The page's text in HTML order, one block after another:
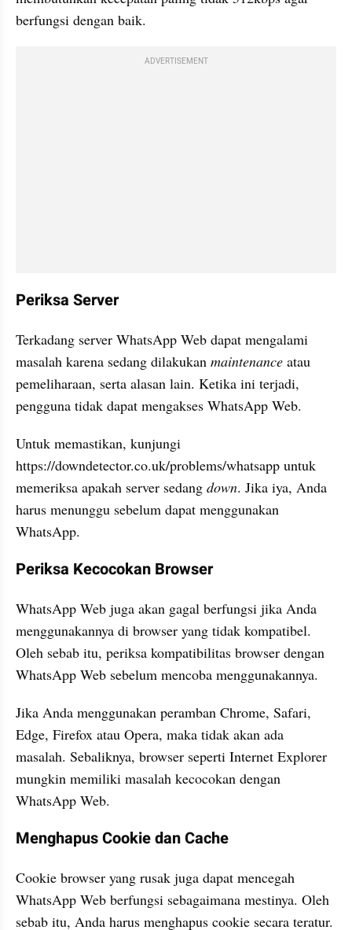
berfungsi dengan baik.
ADVERTISEMENT
Periksa Server
Terkadang server WhatsApp Web dapat mengalami
masalah karena sedang dilakukan maintenance atau
pemeliharaan, serta alasan lain. Ketika ini terjadi,
pengguna tidak dapat mengakses WhatsApp Web.
Untuk memastikan, kunjungi
https://downdetector.co.uk/problems/whatsapp untuk
memeriksa apakah server sedang down. Jika iya, Anda
harus menunggu sebelum dapat menggunakan
WhatsApp.
Periksa Kecocokan Browser
WhatsApp Web juga akan gagal berfungsi jika Anda
menggunakannya di browser yang tidak kompatibel.
Oleh sebab itu, periksa kompatibilitas browser dengan
WhatsApp Web sebelum mencoba menggunakannya.
Jika Anda menggunakan peramban Chrome, Safari,
Edge, Firefox atau Opera, maka tidak akan ada
masalah. Sebaliknya, browser seperti Internet Explorer
mungkin memiliki masalah kecocokan dengan
WhatsApp Web.
Menghapus Cookie dan Cache
Cookie browser yang rusak juga dapat mencegah
WhatsApp Web berfungsi sebagaimana mestinya. Oleh